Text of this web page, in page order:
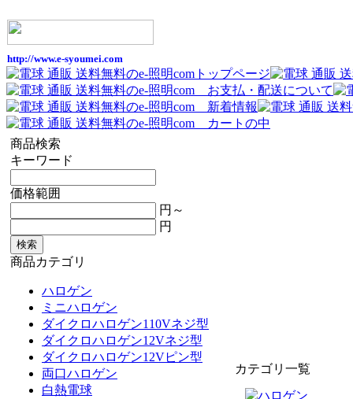
http://www.e-syoumei.com
商品検索
キーワード
価格範囲
円～
円
商品カテゴリ
ハロゲン
ミニハロゲン
ダイクロハロゲン110Vネジ型
ダイクロハロゲン12Vネジ型
ダイクロハロゲン12Vピン型
両口ハロゲン
白熱電球
カテゴリ一覧